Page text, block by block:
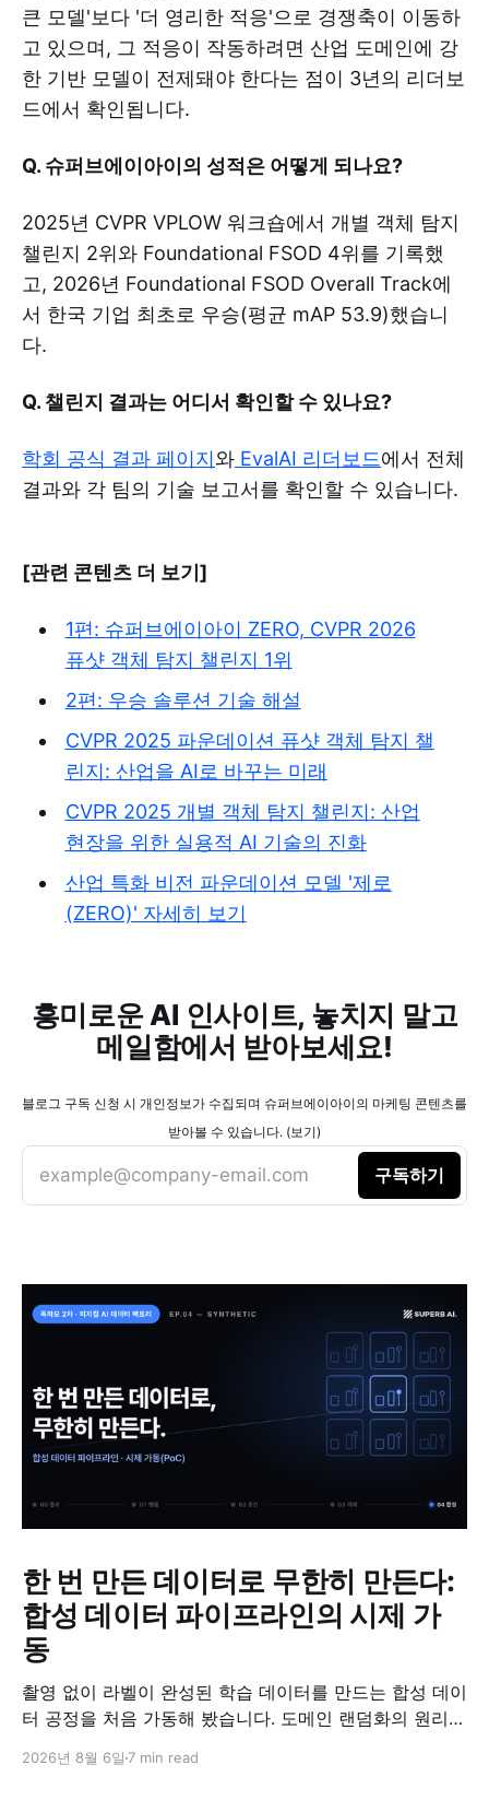
큰 모델'보다 '더 영리한 적응'으로 경쟁축이 이동하
고 있으며, 그 적응이 작동하려면 산업 도메인에 강
한 기반 모델이 전제돼야 한다는 점이 3년의 리더보
드에서 확인됩니다.
Q. 슈퍼브에이아이의 성적은 어떻게 되나요?
2025년 CVPR VPLOW 워크숍에서 개별 객체 탐지
챌린지 2위와 Foundational FSOD 4위를 기록했
고, 2026년 Foundational FSOD Overall Track에
서 한국 기업 최초로 우승(평균 mAP 53.9)했습니
다.
Q. 챌린지 결과는 어디서 확인할 수 있나요?
학회 공식 결과 페이지와 EvalAI 리더보드에서 전체
결과와 각 팀의 기술 보고서를 확인할 수 있습니다.
[관련 콘텐츠 더 보기]
1편: 슈퍼브에이아이 ZERO, CVPR 2026
퓨샷 객체 탐지 챌린지 1위
2편: 우승 솔루션 기술 해설
CVPR 2025 파운데이션 퓨샷 객체 탐지 챌
린지: 산업을 AI로 바꾸는 미래
CVPR 2025 개별 객체 탐지 챌린지: 산업
현장을 위한 실용적 AI 기술의 진화
산업 특화 비전 파운데이션 모델 '제로
(ZERO)' 자세히 보기
흥미로운 AI 인사이트, 놓치지 말고
메일함에서 받아보세요!
블로그 구독 신청 시 개인정보가 수집되며 슈퍼브에이아이의 마케팅 콘텐츠를
받아볼 수 있습니다. (보기)
example@company-email.com 구독하기
한 번 만든 데이터로 무한히 만든다:
합성 데이터 파이프라인의 시제 가
동
촬영 없이 라벨이 완성된 학습 데이터를 만드는 합성 데이
터 공정을 처음 가동해 봤습니다. 도메인 랜덤화의 원리와
리했습니다.
2026년 8월 6일 7 min read